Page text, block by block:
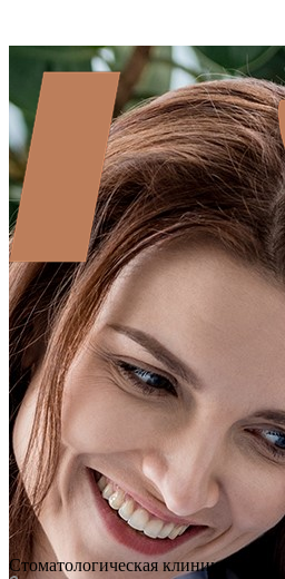
Стоматологическая клиника